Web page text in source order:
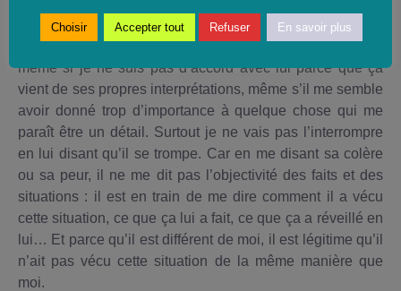
Je peux tout écouter, sauf les éventuelles insultes ou
violences qu’il projetterait sur moi. Je peux tout écouter,
même si je ne suis pas d’accord avec lui parce que ça
vient de ses propres interprétations, même s’il me semble
avoir donné trop d’importance à quelque chose qui me
paraît être un détail. Surtout je ne vais pas l’interrompre
en lui disant qu’il se trompe. Car en me disant sa colère
ou sa peur, il ne me dit pas l’objectivité des faits et des
situations : il est en train de me dire comment il a vécu
cette situation, ce que ça lui a fait, ce que ça a réveillé en
lui… Et parce qu’il est différent de moi, il est légitime qu’il
n’ait pas vécu cette situation de la même manière que
moi.
Choisir Accepter tout Refuser En savoir plus